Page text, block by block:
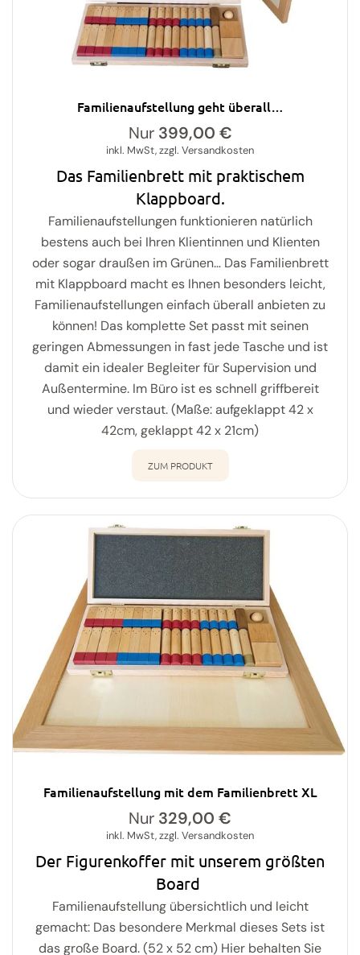
Familienaufstellung geht überall…
Nur 399,00 €
inkl. MwSt, zzgl. Versandkosten
Das Familienbrett mit praktischem
Klappboard.
Familienaufstellungen funktionieren natürlich
bestens auch bei Ihren Klientinnen und Klienten
oder sogar draußen im Grünen… Das Familienbrett
mit Klappboard macht es Ihnen besonders leicht,
Familienaufstellungen einfach überall anbieten zu
können! Das komplette Set passt mit seinen
geringen Abmessungen in fast jede Tasche und ist
damit ein idealer Begleiter für Supervision und
Außentermine. Im Büro ist es schnell griffbereit
und wieder verstaut. (Maße: aufgeklappt 42 x
42cm, geklappt 42 x 21cm)
ZUM PRODUKT
Familienaufstellung mit dem Familienbrett XL
Nur 329,00 €
inkl. MwSt, zzgl. Versandkosten
Der Figurenkoffer mit unserem größten
Board
Familienaufstellung übersichtlich und leicht
gemacht: Das besondere Merkmal dieses Sets ist
das große Board. (52 x 52 cm) Hier behalten Sie